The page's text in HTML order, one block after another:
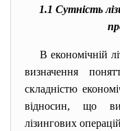
1.1 Сутність
В економічній
визначення
складністю
відносин, що
лізингових